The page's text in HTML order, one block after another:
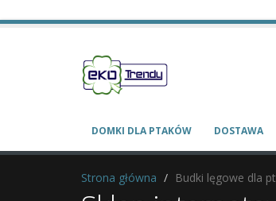
DOMKI DLA PTAKÓW DOSTAWA
Strona główna Budki lęgowe dla